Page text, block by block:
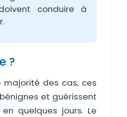
conduire à
?
majorité des cas, ces
et guérissent
quelques jours. Le